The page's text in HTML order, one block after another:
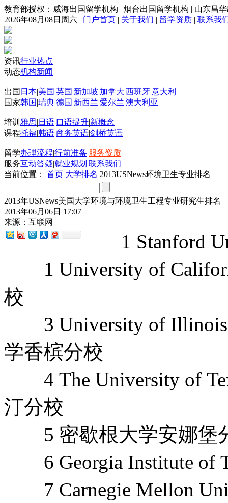
教育部授权：威海出国留学机构 | 烟台出国留学机构 | 山东昌
2026年08月08日周六 | 门户首页 | 关于我们 | 留学资质 | 联系我
资讯行业热点
动态机构新闻
出国 日本|美国|英国|新加坡|加拿大|西班牙|意大利
国家韩国|瑞典|德国|新西兰|爱尔兰|澳大利亚
培训 雅思| 日语|口语提升|新概念
课程托福|韩语|商务英语|剑桥英语
留学办理流程|行前准备|服务资质
服务互动答疑|就业规划 |联系我们
当前位置：
首页 大学排名 2013USNews环境卫生专业排名
2013年USNews美国大学环境与环境卫生工程专业研究生排名
2013年06月06日 17:07
来源：互联网
1 Stanford
1 University of
校
3 University of Illinois
学香槟分校
4 The University of
汀分校
5 密歇根大学安娜堡
6 Georgia Institute of
7 Carnegie Mellon